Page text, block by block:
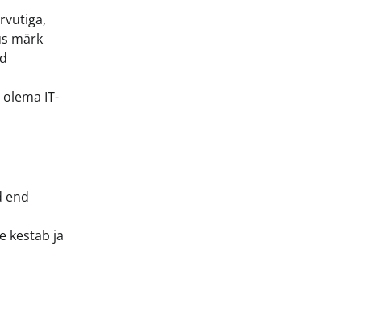
märk
IT-
end
kestab ja